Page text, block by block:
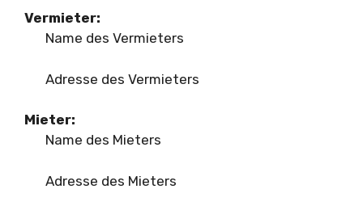
Vermieter:
Name des Vermieters
Adresse des Vermieters
Mieter:
Name des Mieters
Adresse des Mieters